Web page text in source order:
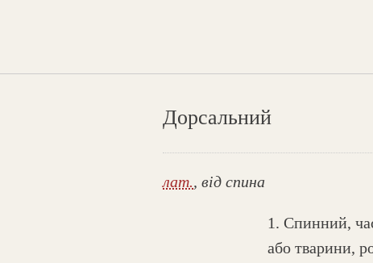
Дорсальний
лат., від спина
1. Спинний,
або тварини,